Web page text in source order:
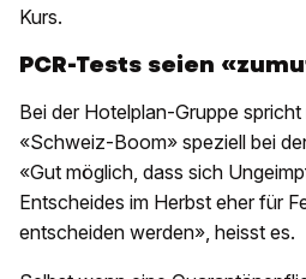
Kurs.
PCR-Tests seien
Bei der Hotelplan-Gruppe
«Schweiz-Boom» speziell bei
«Gut möglich, dass sich
Entscheides im Herbst eher für
entscheiden werden», heisst es.